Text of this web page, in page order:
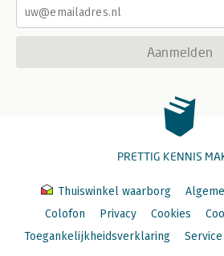
Aanmelden
PRETTIG KENNIS
Thuiswinkel waarborg
Colofon
Privacy Cookies
Toegankelijkheidsverklaring